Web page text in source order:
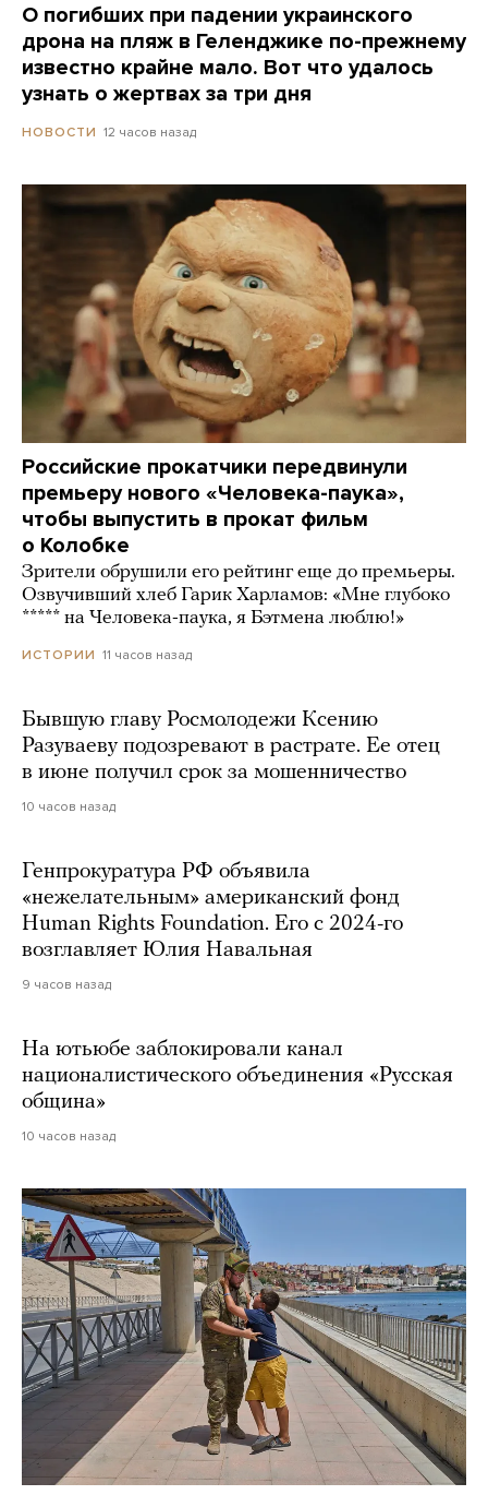
О погибших при падении украинского
дрона на пляж в Геленджике по-прежнему
известно крайне мало. Вот что удалось
узнать о жертвах за три дня
НОВОСТИ 12 часов назад
Российские прокатчики передвинули
премьеру нового «Человека-паука»,
чтобы выпустить в прокат фильм
о Колобке
Зрители обрушили его рейтинг еще до премьеры.
Озвучивший хлеб Гарик Харламов: «Мне глубоко
***** на Человека-паука, я Бэтмена люблю!»
ИСТОРИИ 11 часов назад
Бывшую главу Росмолодежи Ксению
Разуваеву подозревают в растрате. Ее отец
в июне получил срок за мошенничество
10 часов назад
Генпрокуратура РФ объявила
«нежелательным» американский фонд
Human Rights Foundation. Его с 2024-го
возглавляет Юлия Навальная
9 часов назад
На ютьюбе заблокировали канал
националистического объединения «Русская
община»
10 часов назад